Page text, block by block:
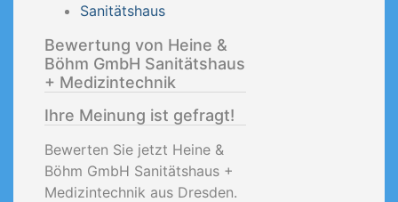
Sanitätshaus
Bewertung von Heine &
Böhm GmbH Sanitätshaus
+ Medizintechnik
Ihre Meinung ist gefragt!
Bewerten Sie jetzt Heine &
Böhm GmbH Sanitätshaus +
Medizintechnik aus Dresden.